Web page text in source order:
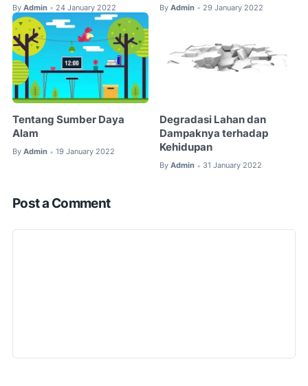
By Admin • 24 January 2022 By Admin • 29 January 2022
Tentang Sumber Daya
Alam
By Admin • 19 January 2022
Degradasi Lahan dan
Dampaknya terhadap
Kehidupan
By Admin • 31 January 2022
Post a Comment